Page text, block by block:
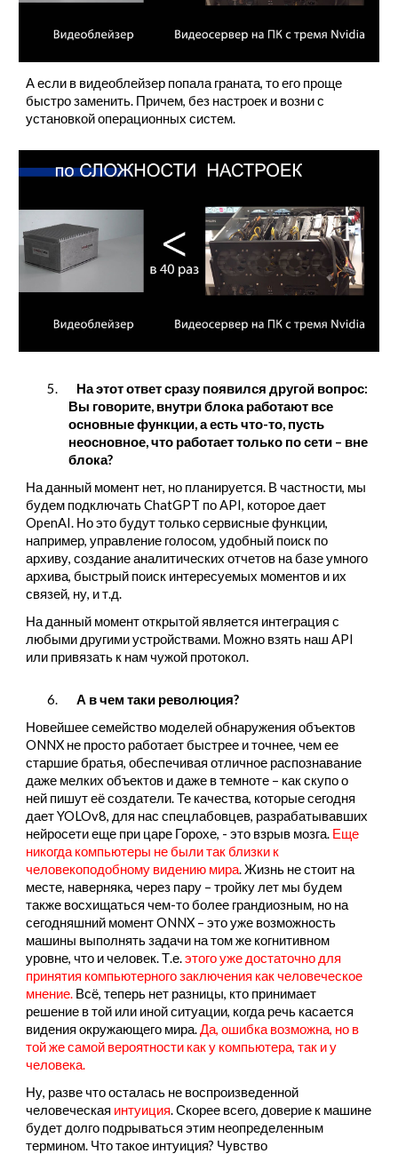
А если в видеоблейзер попала граната, то его проще
быстро заменить. Причем, без настроек и возни с
установкой операционных систем.
5.
На этот ответ сразу появился другой вопрос:
Вы говорите, внутри блока работают все
основные функции, а есть что-то, пусть
неосновное, что работает только по сети – вне
блока?
На данный момент нет, но планируется. В частности, мы
будем подключать ChatGPT по API, которое дает
OpenAI. Но это будут только сервисные функции,
например, управление голосом, удобный поиск по
архиву, создание аналитических отчетов на базе умного
архива, быстрый поиск интересуемых моментов и их
связей, ну, и т.д.
На данный момент открытой является интеграция с
любыми другими устройствами. Можно взять наш API
или привязать к нам чужой протокол.
6.
А в чем таки революция?
Новейшее семейство моделей обнаружения объектов
ONNX не просто работает быстрее и точнее, чем ее
старшие братья, обеспечивая отличное распознавание
даже мелких объектов и даже в темноте – как скупо о
ней пишут её создатели. Те качества, которые сегодня
дает YOLOv8, для нас спецлабовцев, разрабатывавших
нейросети еще при царе Горохе, - это взрыв мозга. Еще
никогда компьютеры не были так близки к
человекоподобному видению мира. Жизнь не стоит на
месте, наверняка, через пару – тройку лет мы будем
также восхищаться чем-то более грандиозным, но на
сегодняшний момент ONNX – это уже возможность
машины выполнять задачи на том же когнитивном
уровне, что и человек. Т.е.этого уже достаточно для
принятия компьютерного заключения как человеческое
мнение. Всё, теперь нет разницы, кто принимает
решение в той или иной ситуации, когда речь касается
видения окружающего мира.Да, ошибка возможна, но в
той же самой вероятности как у компьютера, так и у
человека.
Ну, разве что осталась не воспроизведенной
человеческая интуиция. Скорее всего, доверие к машине
будет долго подрываться этим неопределенным
термином. Что такое интуиция? Чувство